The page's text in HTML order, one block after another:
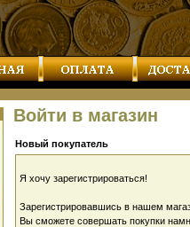
Войти в магазин
Новый покупатель
Я хочу зарегистрироваться!
Зарегистрировавшись в нашем
Вы сможете совершать покупки